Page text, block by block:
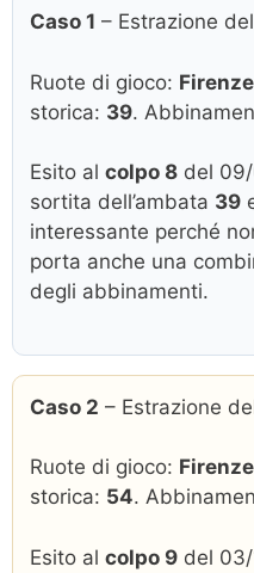
Caso 1 – Estrazione del
Ruote di gioco: Firenze
storica: 39.
Esito al colpo 8 del
sortita dell’ambata 39
interessante perché
porta anche una
degli abbinamenti.
Caso 2 – Estrazione
Ruote di gioco: Firenze
storica: 54.
Esito al colpo 9 del